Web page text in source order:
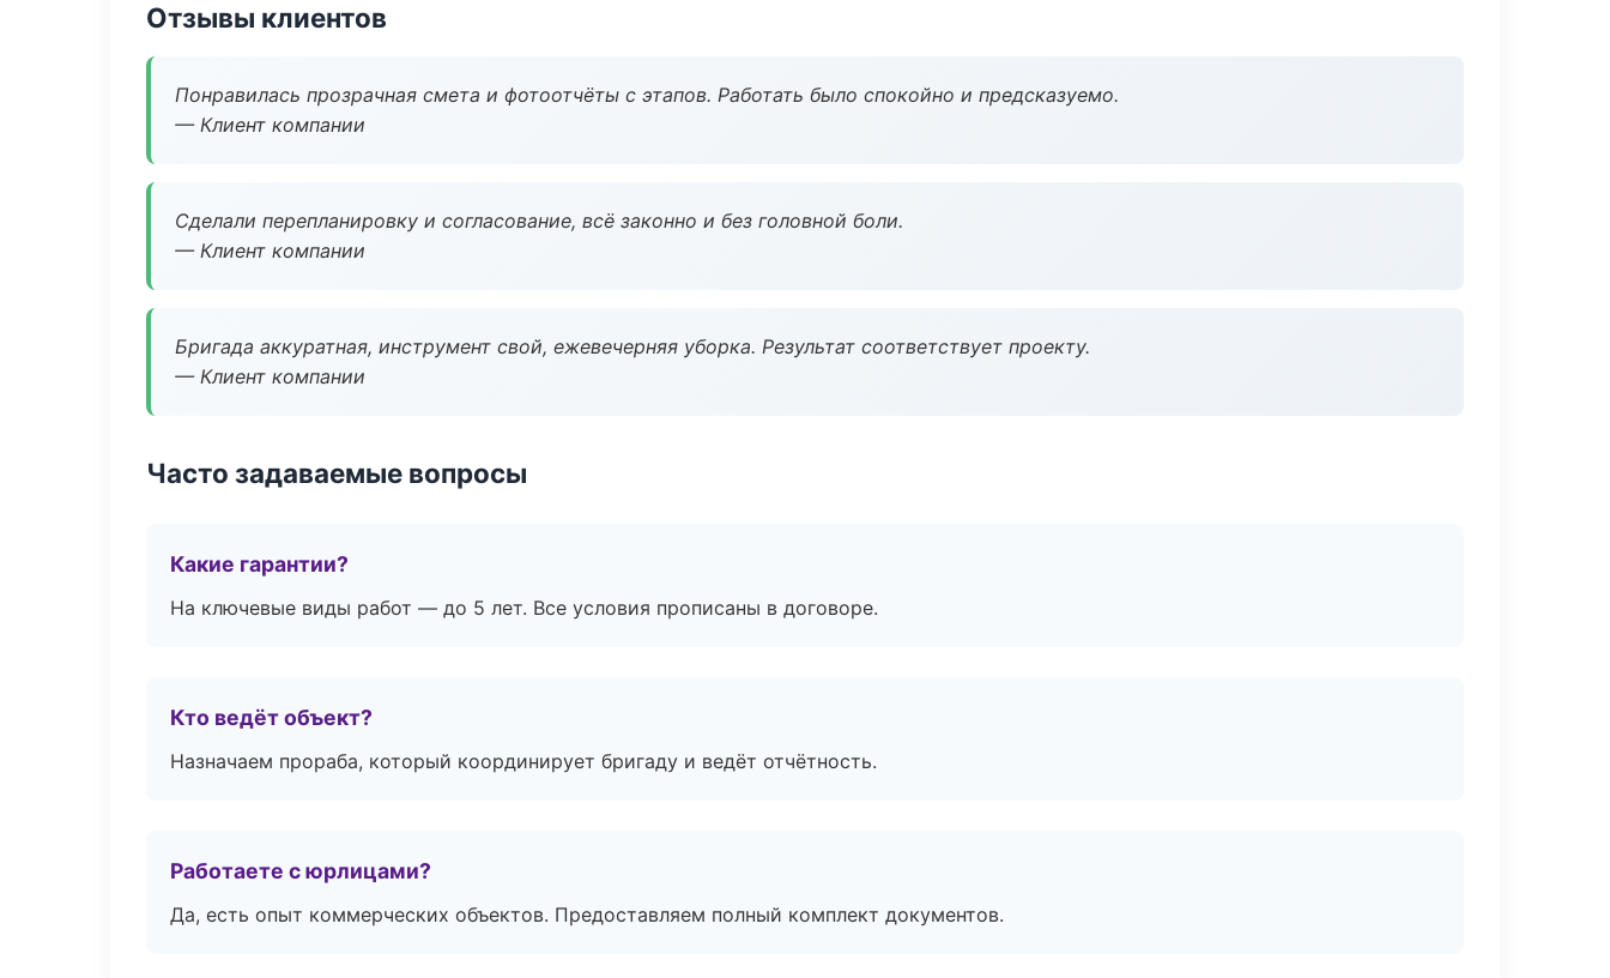
Отзывы клиентов
Понравилась прозрачная смета и фотоотчёты с этапов. Работать было спокойно и предсказуемо.
— Клиент компании
Сделали перепланировку и согласование, всё законно и без головной боли.
— Клиент компании
Бригада аккуратная, инструмент свой, ежевечерняя уборка. Результат соответствует проекту.
— Клиент компании
Часто задаваемые вопросы
Какие гарантии?
На ключевые виды работ — до 5 лет. Все условия прописаны в договоре.
Кто ведёт объект?
Назначаем прораба, который координирует бригаду и ведёт отчётность.
Работаете с юрлицами?
Да, есть опыт коммерческих объектов. Предоставляем полный комплект документов.